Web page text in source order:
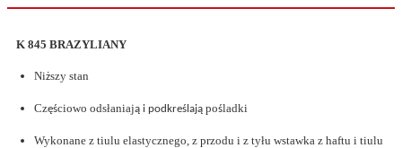
K 845 BRAZYLIANY
Niższy stan
Częściowo odsłaniają i podkreślają pośladki
Wykonane z tiulu elastycznego, z przodu i z tyłu wstawka z haftu i tiulu